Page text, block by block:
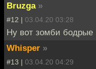
Bruzga »
#12 | 03.04.20 03:28
Ну вот зомби бодрые
Whisper »
#13 | 03.04.20 04:29